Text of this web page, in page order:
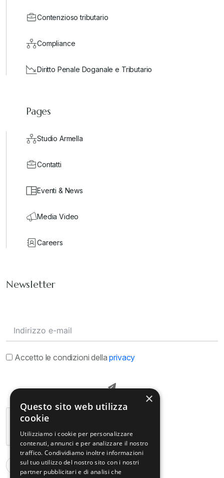
Contenzioso tributario
Compliance
Diritto Penale Doganale e Tributario
Pages
Studio Armella
Contatti
Eventi & News
Media Video
Careers
Newsletter
Accetto le condizioni dellaprivacy
×
Questo sito web utilizza
cookie
Utilizziamo i cookie per personalizzare
contenuti, annunci e per analizzare il nostro
traffico. Condividiamo inoltre informazioni
sul tuo utilizzo del nostro sito con i nostri
partner pubblicitari e di analisi che